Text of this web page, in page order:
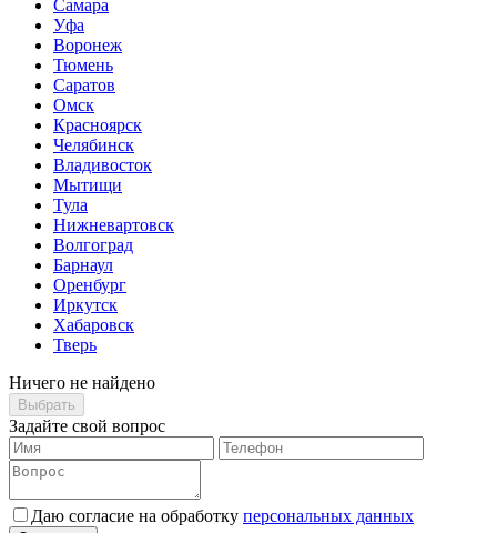
Самара
Уфа
Воронеж
Тюмень
Саратов
Омск
Красноярск
Челябинск
Владивосток
Мытищи
Тула
Нижневартовск
Волгоград
Барнаул
Оренбург
Иркутск
Хабаровск
Тверь
Ничего не найдено
Выбрать
Задайте свой вопрос
Даю согласие на обработку персональных данных